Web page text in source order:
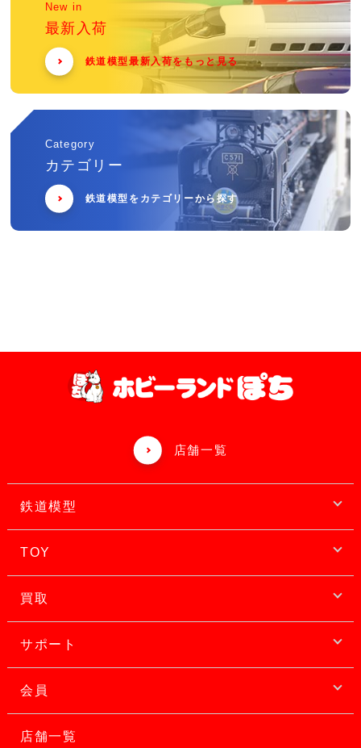
New in
最新入荷
鉄道模型最新入荷をもっと見る
Category
カテゴリー
鉄道模型をカテゴリーから探す
店舗一覧
鉄道模型
TOY
買取
サポート
会員
店舗一覧